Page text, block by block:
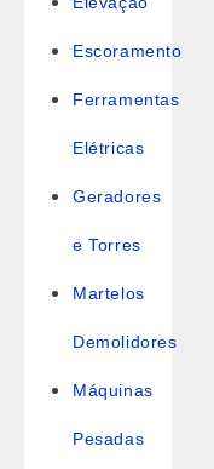
Escoramento
Ferramentas
Elétricas
Geradores
e Torres
Martelos
Demolidores
Máquinas
Pesadas